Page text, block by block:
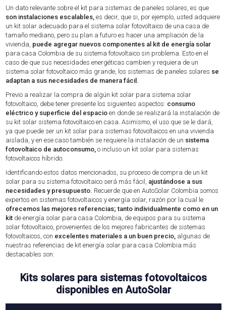
Un dato relevante sobre el kit para sistemas de paneles solares, es que
son instalaciones escalables,es decir, que si, por ejemplo, usted adquiere
un kit solar adecuado para el sistema solar fotovoltaico de una casa de
tamaño mediano, pero su plan a futuro es hacer una ampliación de la
vivienda, puede agregar nuevos componentes al kit de energía solar
para casa Colombia de su sistema fotovoltaico sin problema. Esto en el
caso de que sus necesidades energéticas cambien y requiera de un
sistema solar fotovoltaico más grande, los sistemas de paneles solares se
adaptan a sus necesidades de manera fácil.
Previo a realizar la compra de algún kit solar para sistema solar
fotovoltaico, debe tener presente los siguientes aspectos: consumo
eléctrico y superficie del espacioen donde se realizará la instalación de
su kit solar sistema fotovoltaico en casa. Asimismo, el uso que se le dará,
ya que puede ser un kit solar para sistemas fotovoltaicos en una vivienda
aislada, y en ese caso también se requiere la instalación de un sistema
fotovoltaico de autoconsumo, o incluso un kit solar para sistemas
fotovoltaicos híbrido.
Identificando estos datos mencionados, su proceso de compra de un kit
solar para su sistema fotovoltaico será más fácil, ajustándose a sus
necesidades y presupuesto. Recuerde que en AutoSolar Colombia somos
expertos en sistemas fotovoltaicos y energía solar, razón por la cual le
ofrecemos las mejores referencias; tanto individualmente como en un
kit de energía solar para casa Colombia, de equipos para su sistema
solar fotovoltaico, provenientes de los mejores fabricantes de sistemas
fotovoltaicos, con excelentes materiales a un buen precio, algunas de
nuestras referencias de kit energía solar para casa Colombia más
destacables son:
Kits solares para sistemas fotovoltaicos
disponibles en AutoSolar